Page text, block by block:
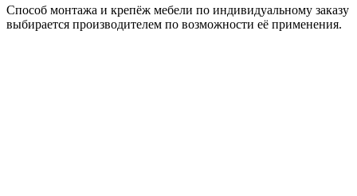
Способ монтажа и крепёж мебели по индивидуальному заказу
выбирается производителем по возможности её применения.